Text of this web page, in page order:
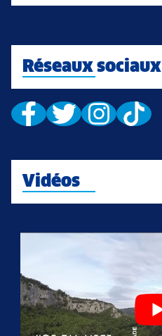
Réseaux sociaux
Vidéos